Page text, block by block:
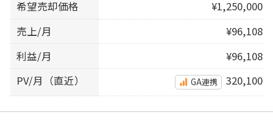
希望売却価格
¥1,250,000
売上/月
¥96,108
利益/月
¥96,108
PV/月（直近）
GA連携 320,100